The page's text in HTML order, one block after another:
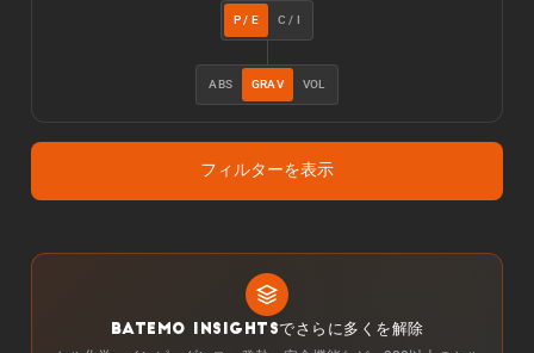
P / E C / I
ABS GRAV VOL
フィルターを表示
BATEMO INSIGHTSでさらに多くを解除